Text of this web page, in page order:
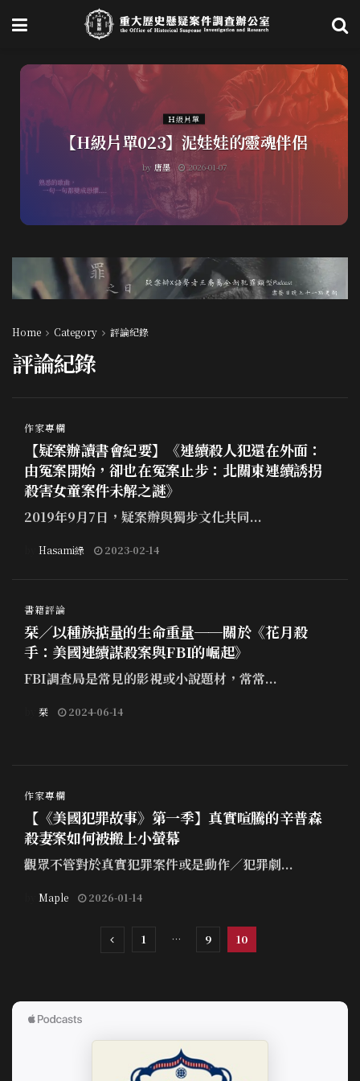
Ｈ級片單
【H級片單023】泥娃娃的靈魂伴侶
by 唐墨 2026-01-07
Home Category 評論紀錄
評論紀錄
作家專欄
【疑案辦讀書會紀要】《連續殺人犯還在外面：
由冤案開始，卻也在冤案止步：北關東連續誘拐
殺害女童案件未解之謎》
2019年9月7日，疑案辦與獨步文化共同...
Hasami綠 2023-02-14
書籍評論
栞／以種族掂量的生命重量──關於《花月殺
手：美國連續謀殺案與FBI的崛起》
FBI調查局是常見的影視或小說題材，常常...
栞 2024-06-14
作家專欄
【《美國犯罪故事》第一季】真實喧騰的辛普森
殺妻案如何被搬上小螢幕
觀眾不管對於真實犯罪案件或是動作／犯罪劇...
Maple 2026-01-14
1 … 9 10